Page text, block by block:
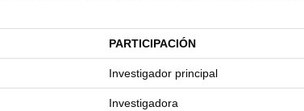
PARTICIPACIÓN
Investigador principal
Investigadora